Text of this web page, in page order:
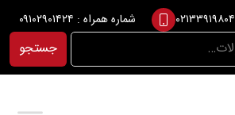
۰۲۱۳۳۹۱۹۸۰۴ شماره همراه : ۰۹۱۰۲۹۰۱۴۲۴
جستجو